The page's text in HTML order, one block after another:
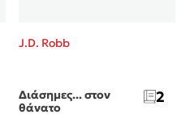
J.D. Robb
Διάσημες... στον
θάνατο
2